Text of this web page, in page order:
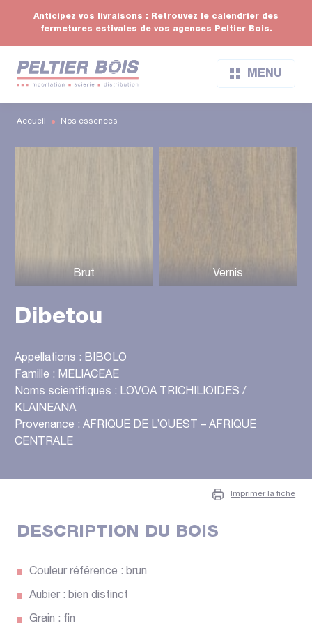
Anticipez vos livraisons : Retrouvez le calendrier des
fermetures estivales de vos agences Peltier Bois.
MENU
Accueil Nos essences
Dibetou
Appellations : BIBOLO
Famille : MELIACEAE
Noms scientifiques : LOVOA TRICHILIOIDES /
KLAINEANA
Provenance : AFRIQUE DE L’OUEST – AFRIQUE
CENTRALE
Imprimer la fiche
DESCRIPTION DU BOIS
Couleur référence : brun
Aubier : bien distinct
Grain : fin